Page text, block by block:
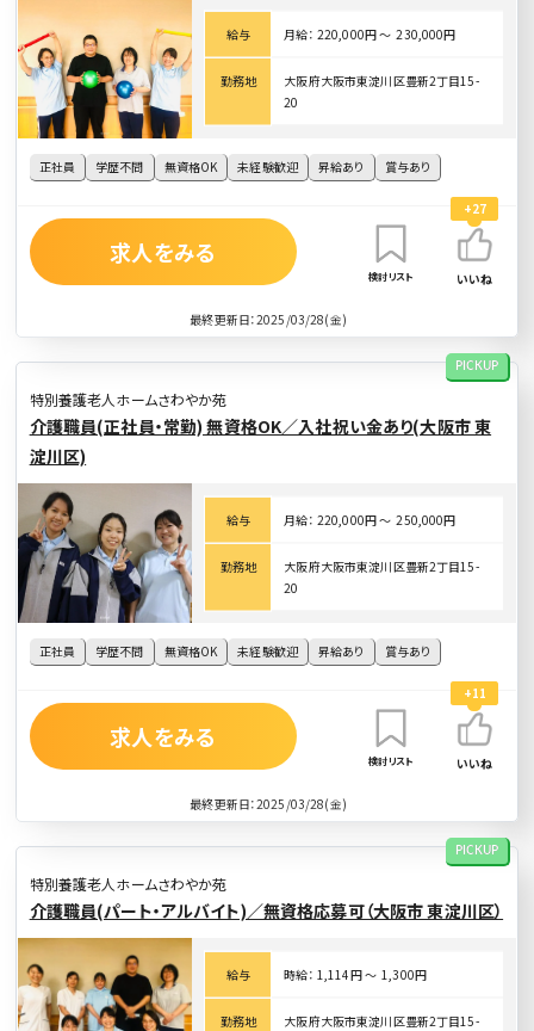
正社員 学歴不問 無資格OK 未経験歓迎 昇給あり 賞与あり
給与 月給： 220,000円 〜 230,000円
勤務地
大阪府大阪市東淀川区豊新2丁目15-
20
最終更新日：2025/03/28(金)
求人をみる
検討リスト
+27
いいね
特別養護老人ホームさわやか苑
PICKUP
介護職員(正社員・常勤) 無資格OK／入社祝い金あり(大阪市 東
淀川区)
正社員 学歴不問 無資格OK 未経験歓迎 昇給あり 賞与あり
給与 月給： 220,000円 〜 250,000円
勤務地
大阪府大阪市東淀川区豊新2丁目15-
20
最終更新日：2025/03/28(金)
求人をみる
検討リスト
+11
いいね
特別養護老人ホームさわやか苑
PICKUP
介護職員(パート・アルバイト)／無資格応募可（大阪市 東淀川区）
給与 時給： 1,114円 〜 1,300円
勤務地
大阪府大阪市東淀川区豊新2丁目15-